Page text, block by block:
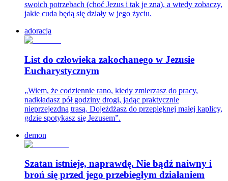
swoich potrzebach (choć Jezus i tak je zna), a wtedy zobaczy,
jakie cuda będą się działy w jego życiu.
adoracja
List do człowieka zakochanego w Jezusie
Eucharystycznym
„Wiem, że codziennie rano, kiedy zmierzasz do pracy,
nadkładasz pół godziny drogi, jadąc praktycznie
nieprzejezdną trasą. Dojeżdżasz do przepięknej małej kaplicy,
gdzie spotykasz się Jezusem”.
demon
Szatan istnieje, naprawdę. Nie bądź naiwny i
broń się przed jego przebiegłym działaniem